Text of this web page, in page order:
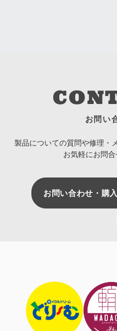
お問い
製品についての質問や修理・
お気軽にお問合
お問い合わせ・購